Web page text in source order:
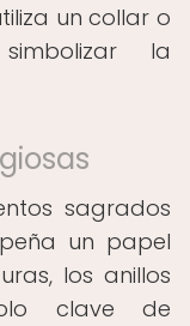
un collar o
la
sagrados
un papel
los anillos
clave de